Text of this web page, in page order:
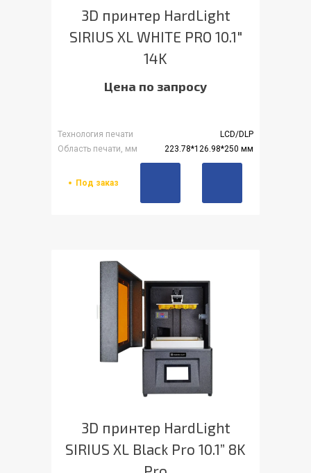
3D принтер HardLight
SIRIUS XL WHITE PRO 10.1"
14K
Цена по запросу
Технология печати
LCD/DLP
Область печати, мм
223.78*126.98*250 мм
Под заказ
3D принтер HardLight
SIRIUS XL Black Pro 10.1” 8K